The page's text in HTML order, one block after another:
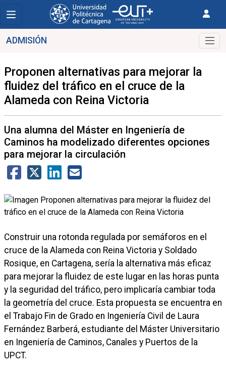
ADMISIÓN
Proponen alternativas para mejorar la
fluidez del tráfico en el cruce de la
Alameda con Reina Victoria
Una alumna del Máster en Ingeniería de
Caminos ha modelizado diferentes opciones
para mejorar la circulación
Construir una rotonda regulada por semáforos en el
cruce de la Alameda con Reina Victoria y Soldado
Rosique, en Cartagena, sería la alternativa más eficaz
para mejorar la fluidez de este lugar en las horas punta
y la seguridad del tráfico, pero implicaría cambiar toda
la geometría del cruce. Esta propuesta se encuentra en
el Trabajo Fin de Grado en Ingeniería Civil de Laura
Fernández Barberá, estudiante del Máster Universitario
en Ingeniería de Caminos, Canales y Puertos de la
UPCT.